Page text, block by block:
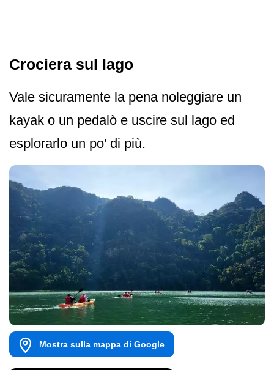
Crociera sul lago
Vale sicuramente la pena noleggiare un
kayak o un pedalò e uscire sul lago ed
esplorarlo un po' di più.
Mostra sulla mappa di Google